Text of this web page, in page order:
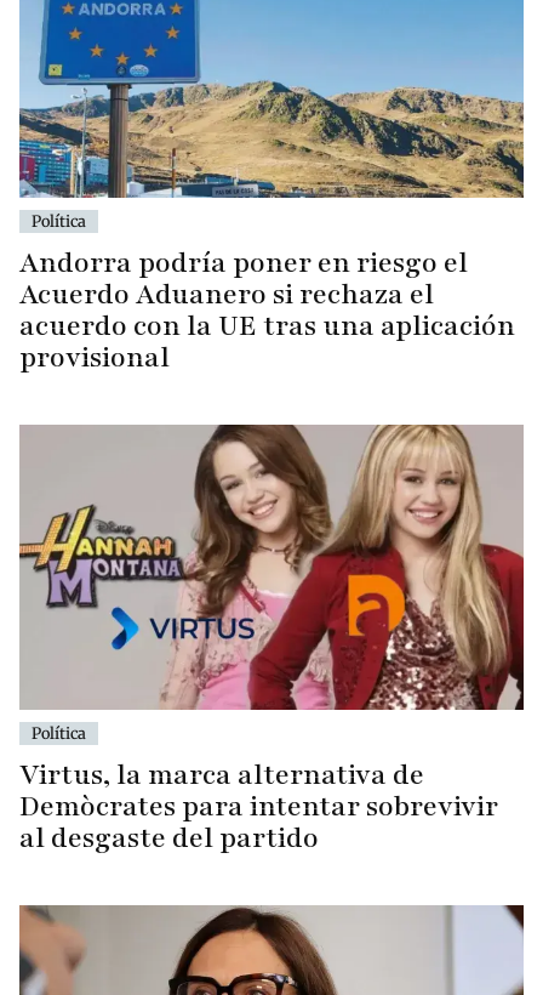
Política
Andorra podría poner en riesgo el
Acuerdo Aduanero si rechaza el
acuerdo con la UE tras una aplicación
provisional
Política
Virtus, la marca alternativa de
Demòcrates para intentar sobrevivir
al desgaste del partido